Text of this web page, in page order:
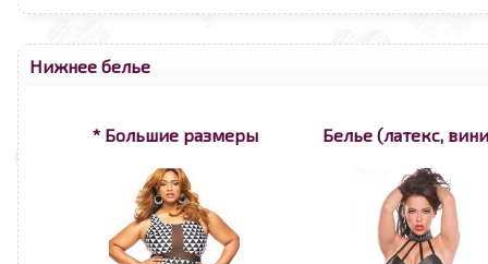
Нижнее белье
* Большие размеры Белье (латекс,